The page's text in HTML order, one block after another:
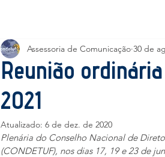
Reunião
2021
Assessoria de Comunicação 30 de
Atualizado: 6 de dez. de 2020
Plenária do Conselho Nacional de
(CONDETUF), nos dias 17, 19 e 23 de